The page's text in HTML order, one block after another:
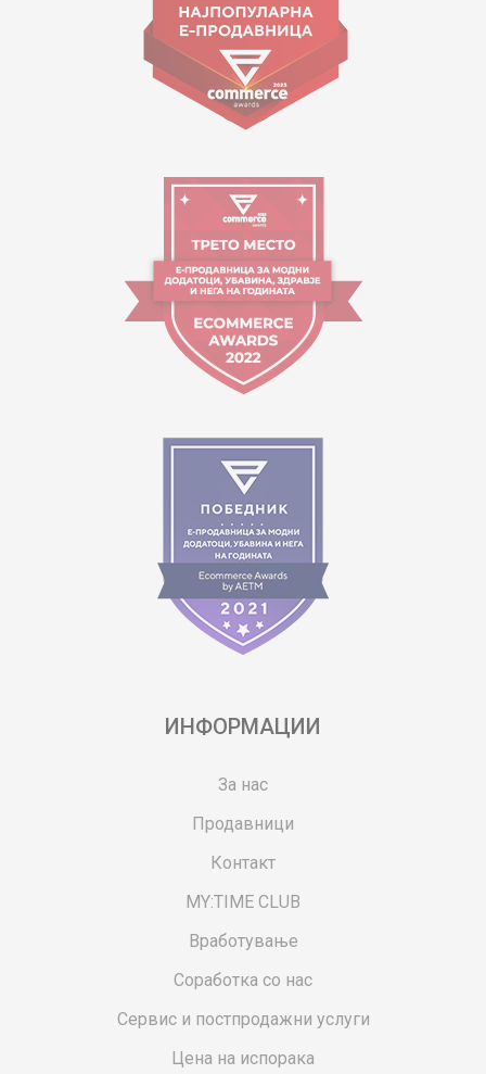
Работно време:
09:00 до 17:00
ИНФОРМАЦИИ
За нас
Продавници
Контакт
MY:TIME CLUB
Вработување
Соработка со нас
Сервис и постпродажни услуги
Цена на испорака